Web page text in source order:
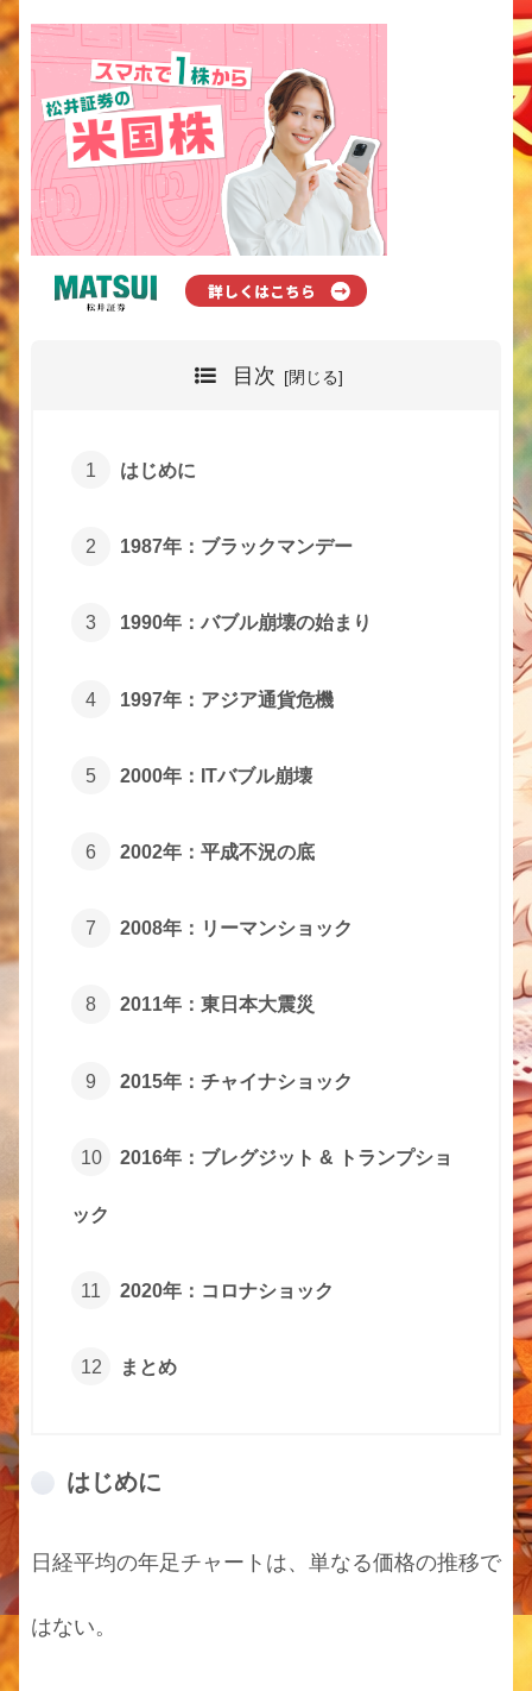
目次
はじめに
1987年：ブラックマンデー
1990年：バブル崩壊の始まり
1997年：アジア通貨危機
2000年：ITバブル崩壊
2002年：平成不況の底
2008年：リーマンショック
2011年：東日本大震災
2015年：チャイナショック
2016年：ブレグジット & トランプショ
ック
2020年：コロナショック
まとめ
はじめに
日経平均の年足チャートは、単なる価格の推移で
はない。